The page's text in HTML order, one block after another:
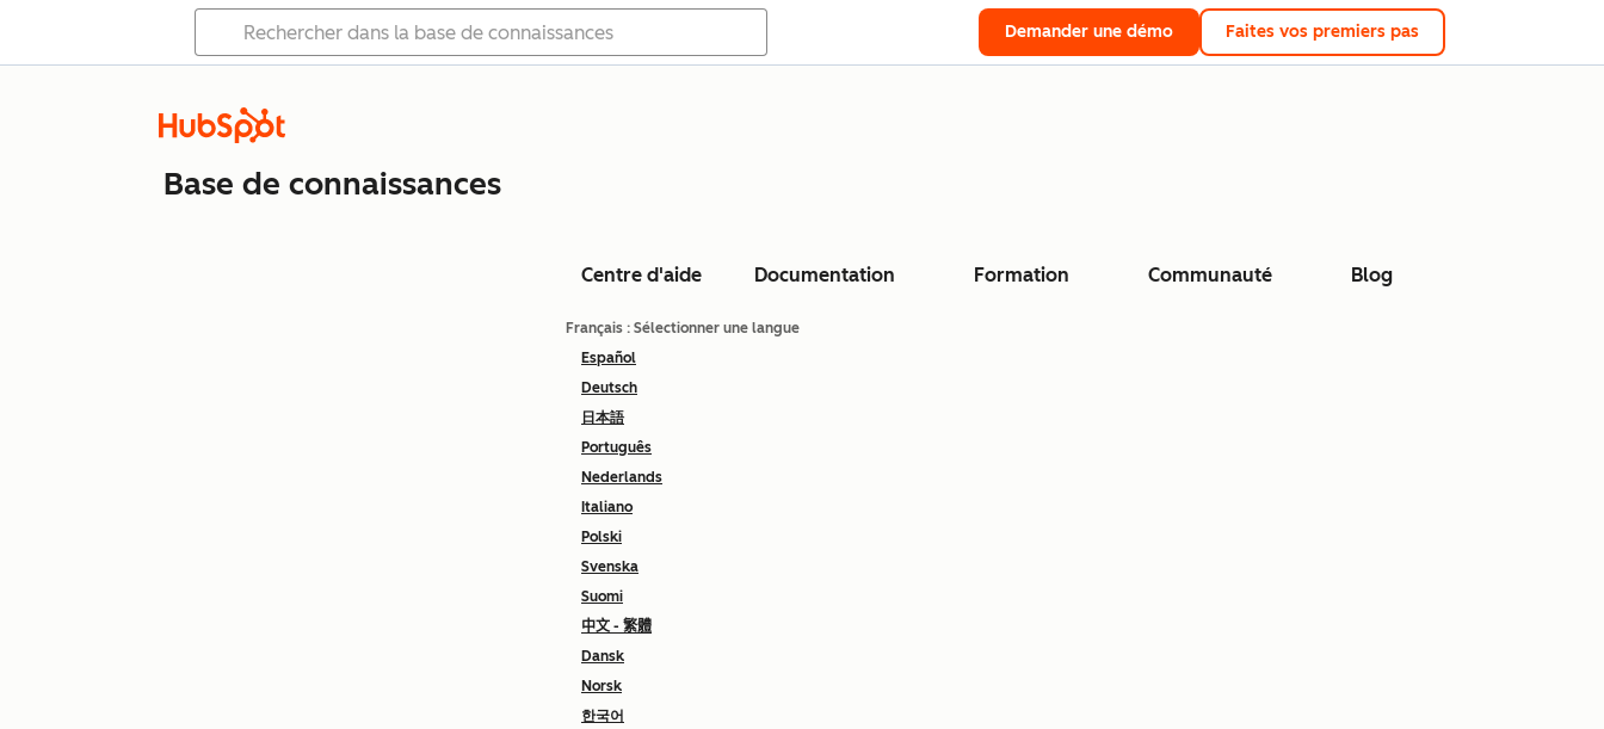
Demander une démo Faites vos premiers pas
Base de connaissances
Centre d'aide Documentation Formation Communauté Blog
Français : Sélectionner une langue
Español
Deutsch
日本語
Português
Nederlands
Italiano
Polski
Svenska
Suomi
中文 - 繁體
Dansk
Norsk
한국어